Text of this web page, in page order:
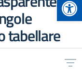
tabellare